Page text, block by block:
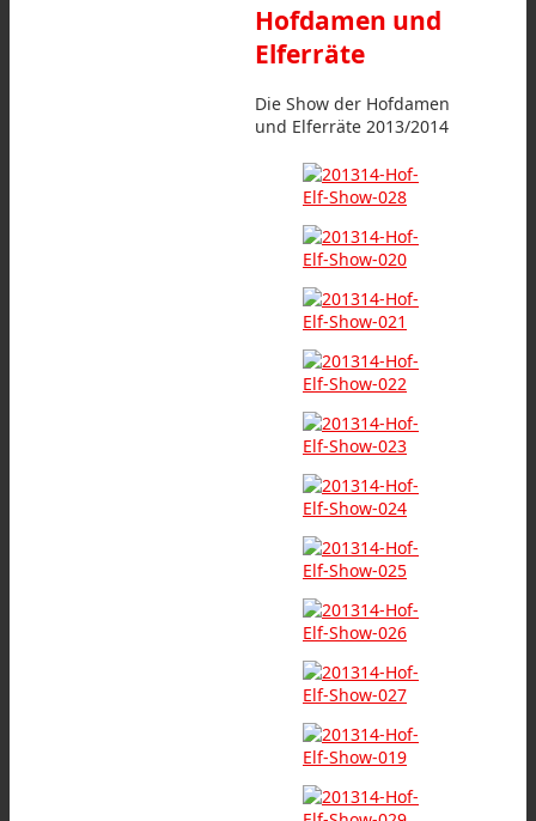
Hofdamen und
Elferräte
Die Show der Hofdamen
und Elferräte 2013/2014